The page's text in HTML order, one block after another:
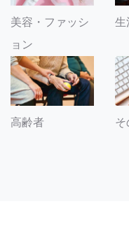
美容・ファッシ
ョン
生
高齢者 そ